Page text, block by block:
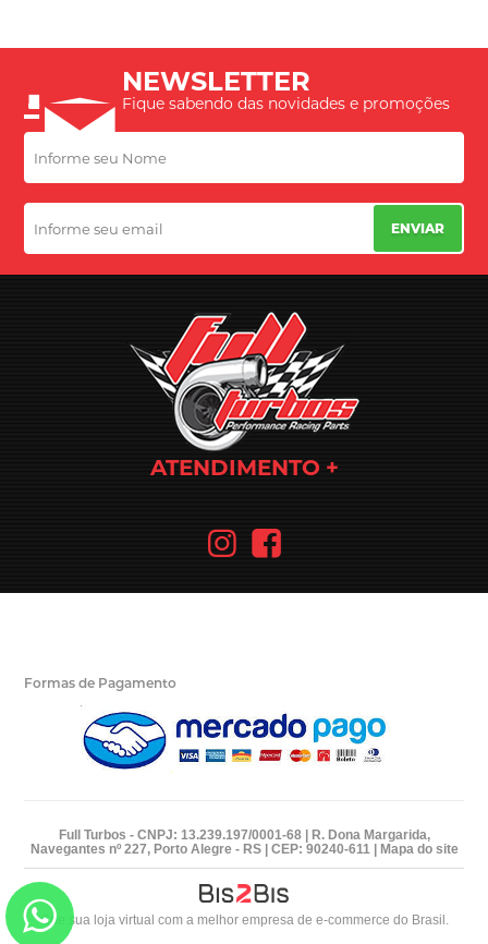
NEWSLETTER
Fique sabendo das novidades e promoções
ENVIAR
ATENDIMENTO
Formas de Pagamento
Full Turbos - CNPJ: 13.239.197/0001-68 | R. Dona Margarida,
Navegantes nº 227, Porto Alegre - RS | CEP: 90240-611 | Mapa do site
Crie sua loja virtual com a melhor empresa de e-commerce do Brasil.